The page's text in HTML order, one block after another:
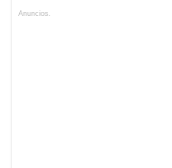
Anuncios.